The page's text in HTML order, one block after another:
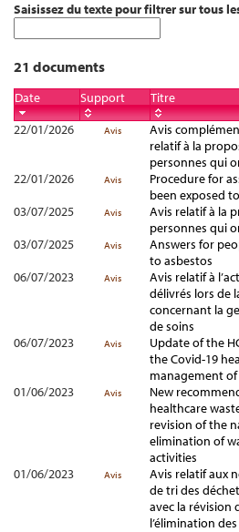
Saisissez du texte pour filtrer sur tous
21 documents
Date Support
Titre
22/01/2026
Avis
Avis
relatif à la
personnes qui
22/01/2026
Avis
Procedure for
been exposed
03/07/2025
Avis
Avis relatif à la
personnes qui
03/07/2025
Avis
Answers for
to asbestos
06/07/2023
Avis
Avis relatif à
délivrés lors de
concernant la
de soins
06/07/2023
Avis
Update of the
the Covid-19
management
01/06/2023
Avis
New
healthcare
revision of the
elimination of
activities
01/06/2023
Avis
Avis relatif aux
de tri des
avec la révision
l’élimination